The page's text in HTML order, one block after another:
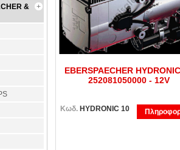
EBERSPAECHER
252081050000 - 12V
Κωδ. HYDRONIC 10
&